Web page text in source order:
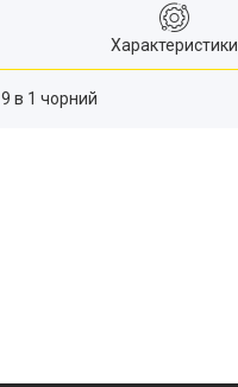
Характеристики
в 1 чорний